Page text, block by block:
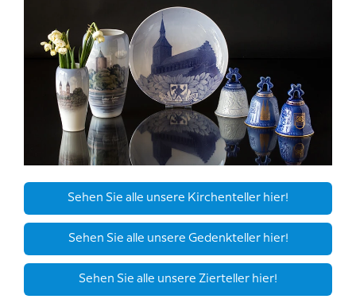
Sehen Sie alle unsere Kirchenteller hier!
Sehen Sie alle unsere Gedenkteller hier!
Sehen Sie alle unsere Zierteller hier!